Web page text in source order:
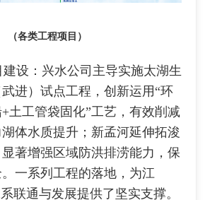
（各类工程项目）
：兴水公司主导实施太湖生
进）试点工程，创新运用“环
土工管袋固化”工艺，有效削减
体水质提升；新孟河延伸拓浚
著增强区域防洪排涝能力，保
一系列工程的落地，为江
联通与发展提供了坚实支撑。